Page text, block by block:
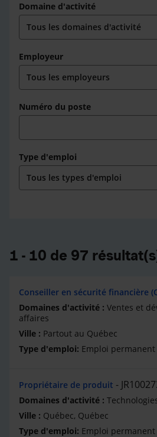
Domaine d'activité
Employeur
Numéro du poste
Type d'emploi
1 - 10 de 97
Conseiller en sécurité financière
Ventes et
affaires
Partout au Québec
Emploi permanent
Propriétaire de produit
Québec, Québec
Emploi permanent